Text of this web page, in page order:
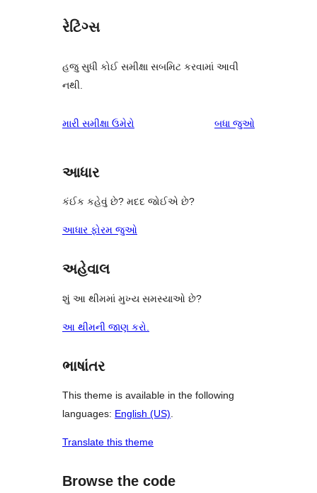
રેટિંગ્સ
હજુ સુધી કોઈ સમીક્ષા સબમિટ કરવામાં આવી
નથી.
મારી સમીક્ષા ઉમેરો બધા સમીક્ષાઓ
જુઓ
આધાર
કંઈક કહેવું છે? મદદ જોઈએ છે?
આધાર ફોરમ જુઓ
અહેવાલ
શું આ થીમમાં મુખ્ય સમસ્યાઓ છે?
આ થીમની જાણ કરો.
ભાષાંતર
This theme is available in the following
languages: English (US).
Translate this theme
Browse the code